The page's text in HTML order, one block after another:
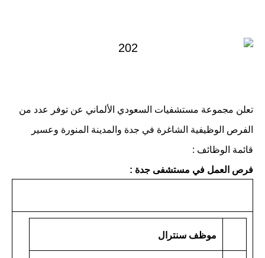
تعلن مجموعة مستشفيات السعودي الألماني عن توفر عدد من
الفرص الوظيفية الشاغرة في جدة والمدينة المنورة وعسير
قائمة الوظائف :
فرص العمل في مستشفى جدة :
موظف سنترال